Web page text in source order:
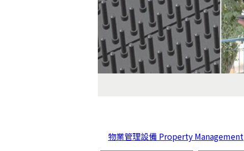
物業管理設備 Property Management